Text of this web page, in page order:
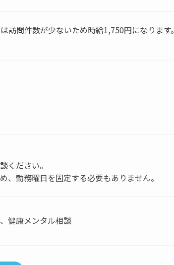
件数が少ないため時給1,750円になります。
ください。
勤務曜日を固定する必要もありません。
健康メンタル相談